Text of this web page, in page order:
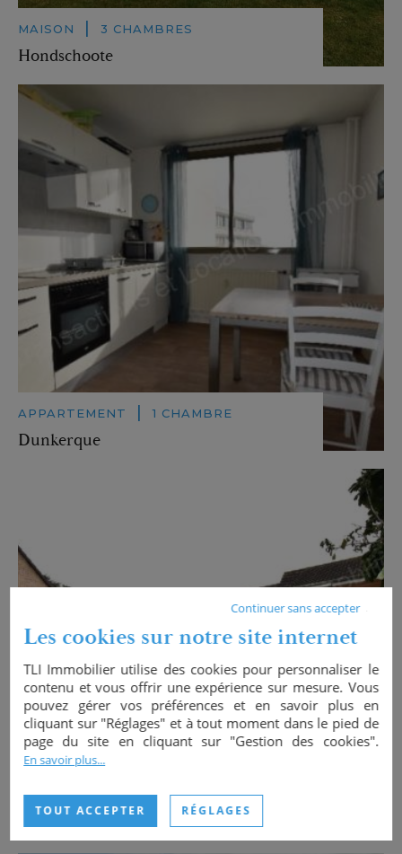
MAISON | 3 CHAMBRES
Hondschoote
APPARTEMENT | 1 CHAMBRE
Dunkerque
PAVILLON | 4 CHAMBRES
Téteghem-Coudekerque-Village
Continuer sans accepter
Les cookies sur notre site internet
TLI Immobilier utilise des cookies pour personnaliser le
contenu et vous offrir une expérience sur mesure. Vous
pouvez gérer vos préférences et en savoir plus en
cliquant sur "Réglages" et à tout moment dans le pied de
page du site en cliquant sur "Gestion des cookies".
En savoir plus...
TOUT ACCEPTER RÉGLAGES